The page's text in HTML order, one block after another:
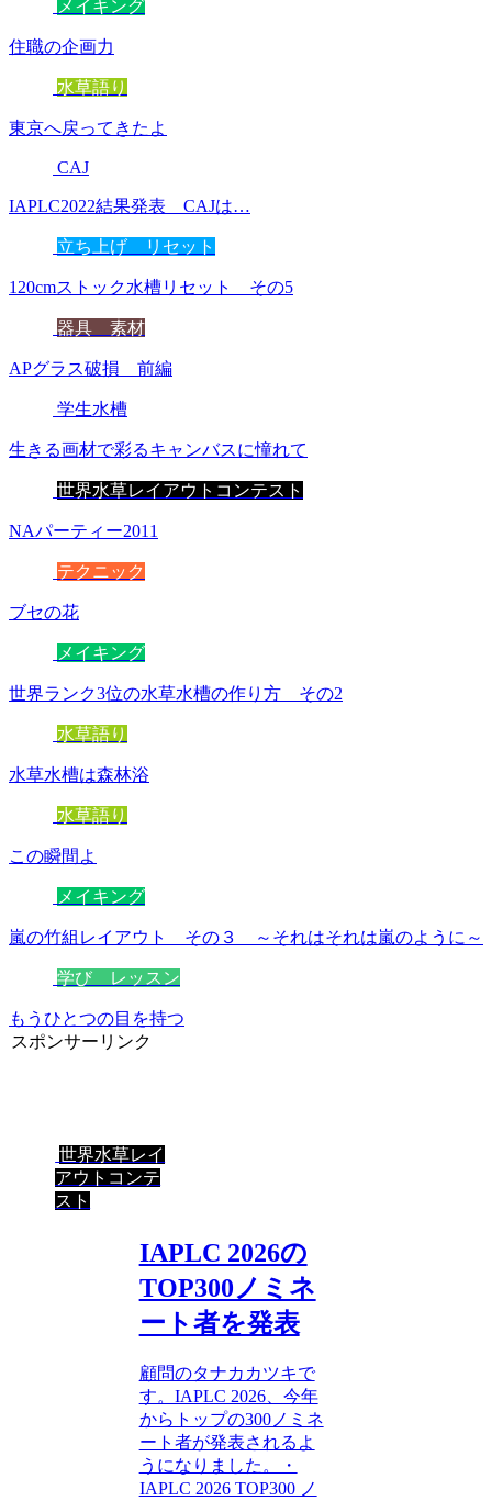
メイキング
住職の企画力
水草語り
東京へ戻ってきたよ
CAJ
IAPLC2022結果発表 CAJは…
立ち上げ リセット
120cmストック水槽リセット その5
器具 素材
APグラス破損 前編
学生水槽
生きる画材で彩るキャンバスに憧れて
世界水草レイアウトコンテスト
NAパーティー2011
テクニック
ブセの花
メイキング
世界ランク3位の水草水槽の作り方 その2
水草語り
水草水槽は森林浴
水草語り
この瞬間よ
メイキング
嵐の竹組レイアウト その３ ～それはそれは嵐のように～
学び レッスン
もうひとつの目を持つ
スポンサーリンク
世界水草レイ
アウトコンテ
スト
IAPLC 2026の
TOP300ノミネ
ート者を発表
顧問のタナカカツキで
す。IAPLC 2026、今年
からトップの300ノミネ
ート者が発表されるよ
うになりました。・
IAPLC 2026 TOP300 ノ